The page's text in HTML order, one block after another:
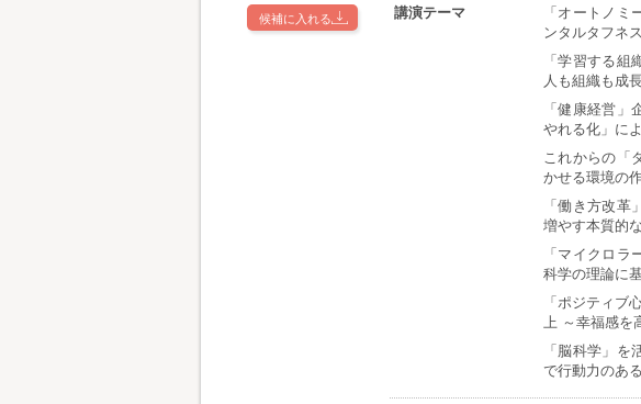
候補に入れる
講演テーマ
「オートノ
ンタルタフネ
「学習する
人も組織も成
「健康経営」
やれる化」に
これからの「
かせる環境の
「働き方改
増やす本質的
「マイクロ
科学の理論に
「ポジティブ
上 ～幸福感を
「脳科学」
で行動力のあ